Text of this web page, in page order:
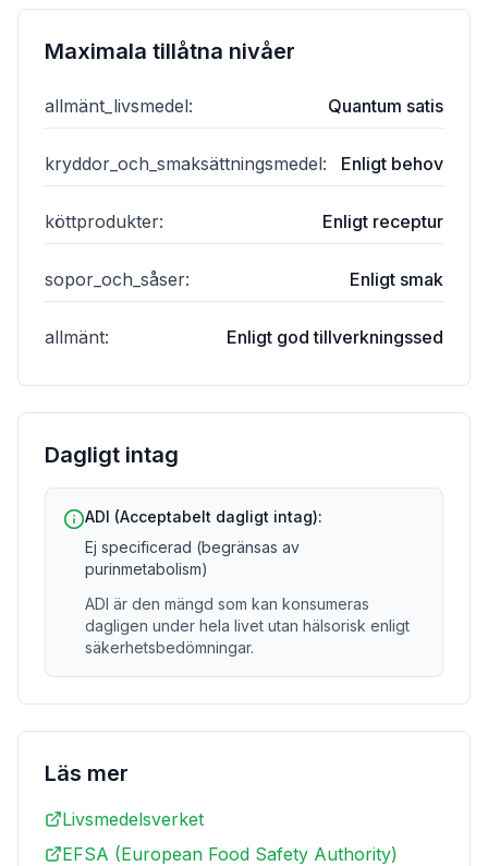
Maximala tillåtna nivåer
allmänt_livsmedel: Quantum satis
kryddor_och_smaksättningsmedel: Enligt behov
köttprodukter: Enligt receptur
sopor_och_såser: Enligt smak
allmänt: Enligt god tillverkningssed
Dagligt intag
ADI (Acceptabelt dagligt intag):
Ej specificerad (begränsas av
purinmetabolism)
ADI är den mängd som kan konsumeras
dagligen under hela livet utan hälsorisk enligt
säkerhetsbedömningar.
Läs mer
Livsmedelsverket
EFSA (European Food Safety Authority)